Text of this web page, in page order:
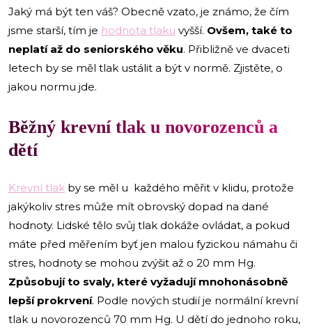
Jaký má být ten váš? Obecně vzato, je známo, že čím
jsme starší, tím je hodnota tlaku vyšší. Ovšem, také to
neplatí až do seniorského věku. Přibližně ve dvaceti
letech by se měl tlak ustálit a být v normě. Zjistěte, o
jakou normu jde.
Běžný krevní tlak u novorozenců a
dětí
Krevní tlak by se měl u každého měřit v klidu, protože
jakýkoliv stres může mít obrovský dopad na dané
hodnoty. Lidské tělo svůj tlak dokáže ovládat, a pokud
máte před měřením byť jen malou fyzickou námahu či
stres, hodnoty se mohou zvýšit až o 20 mm Hg.
Způsobují to svaly, které vyžadují mnohonásobně
lepší prokrvení. Podle nových studií je normální krevní
tlak u novorozenců 70 mm Hg. U dětí do jednoho roku,